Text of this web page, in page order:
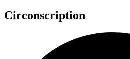
Circonscription